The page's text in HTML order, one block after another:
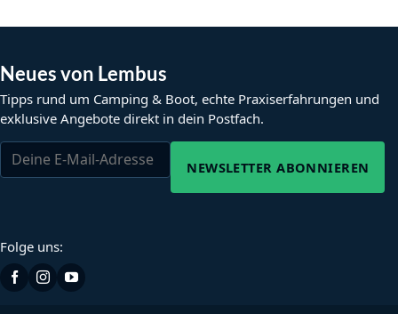
Neues von Lembus
Tipps rund um Camping & Boot, echte Praxiserfahrungen und
exklusive Angebote direkt in dein Postfach.
NEWSLETTER ABONNIEREN
Folge uns: